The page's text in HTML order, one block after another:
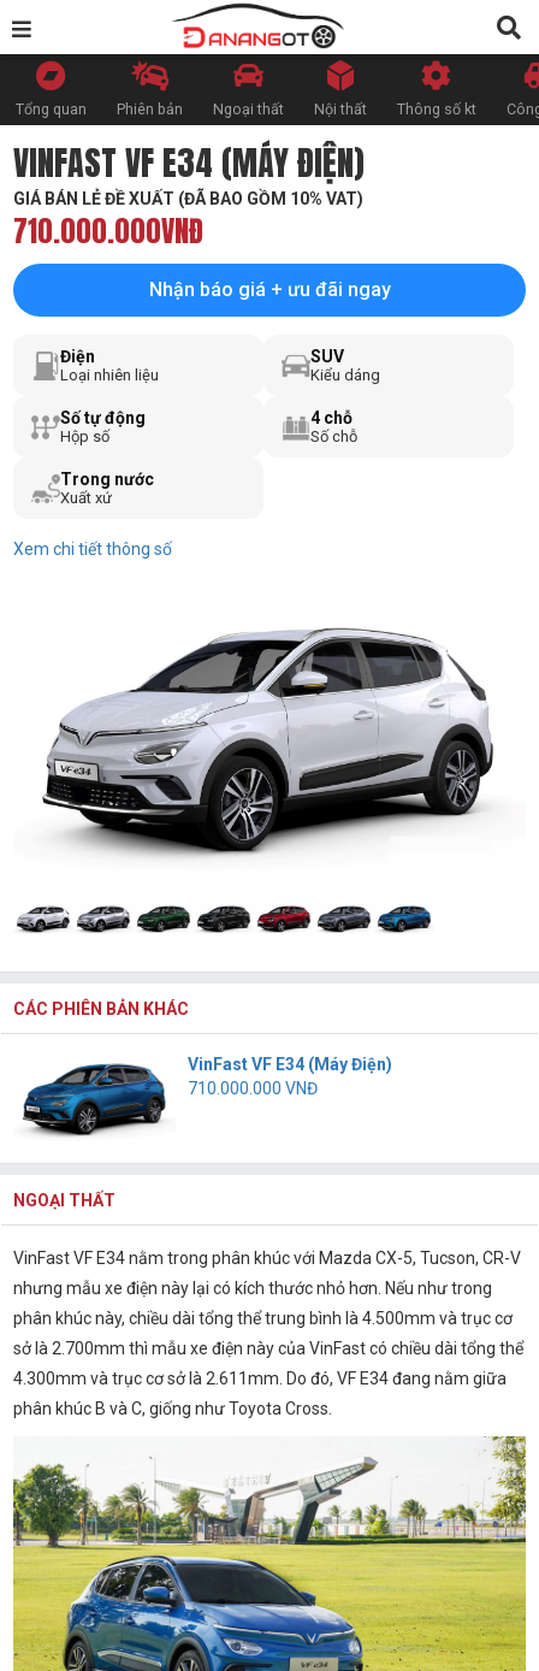
Tổng quan Phiên bản Ngoại thất Nội thất Thông số kt
VINFAST VF E34 (MÁY ĐIỆN)
GIÁ BÁN LẺ ĐỀ XUẤT (ĐÃ BAO GỒM 10% VAT)
710.000.000VNĐ
Nhận báo giá + ưu đãi ngay
Điện
Loại nhiên liệu
SUV
Kiểu dáng
Số tự động
Hộp số
4 chỗ
Số chỗ
Trong nước
Xuất xứ
Xem chi tiết thông số
CÁC PHIÊN BẢN KHÁC
VinFast VF E34 (Máy Điện)
710.000.000 VNĐ
NGOẠI THẤT
VinFast VF E34 nằm trong phân khúc với Mazda CX-5, Tucson, CR-V
nhưng mẫu xe điện này lại có kích thước nhỏ hơn. Nếu như trong
phân khúc này, chiều dài tổng thể trung bình là 4.500mm và trục cơ
sở là 2.700mm thì mẫu xe điện này của VinFast có chiều dài tổng thể
4.300mm và trục cơ sở là 2.611mm. Do đó, VF E34 đang nằm giữa
phân khúc B và C, giống như Toyota Cross.